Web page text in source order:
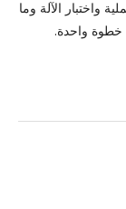
واختبار الآلة وما
خطوة واحدة.